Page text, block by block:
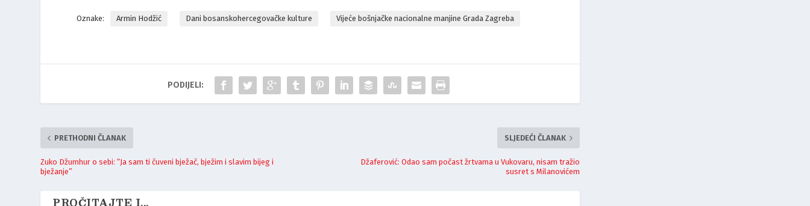
Oznake: Armin Hodžić Dani bosanskohercegovačke kulture Vijeće bošnjačke nacionalne manjine Grada Zagreba
PODIJELI:
PRETHODNI ČLANAK
Zuko Džumhur o sebi: “Ja sam ti čuveni bježač, bježim i slavim bijeg i
bježanje”
SLJEDEĆI ČLANAK
Džaferović: Odao sam počast žrtvama u Vukovaru, nisam tražio
susret s Milanovićem